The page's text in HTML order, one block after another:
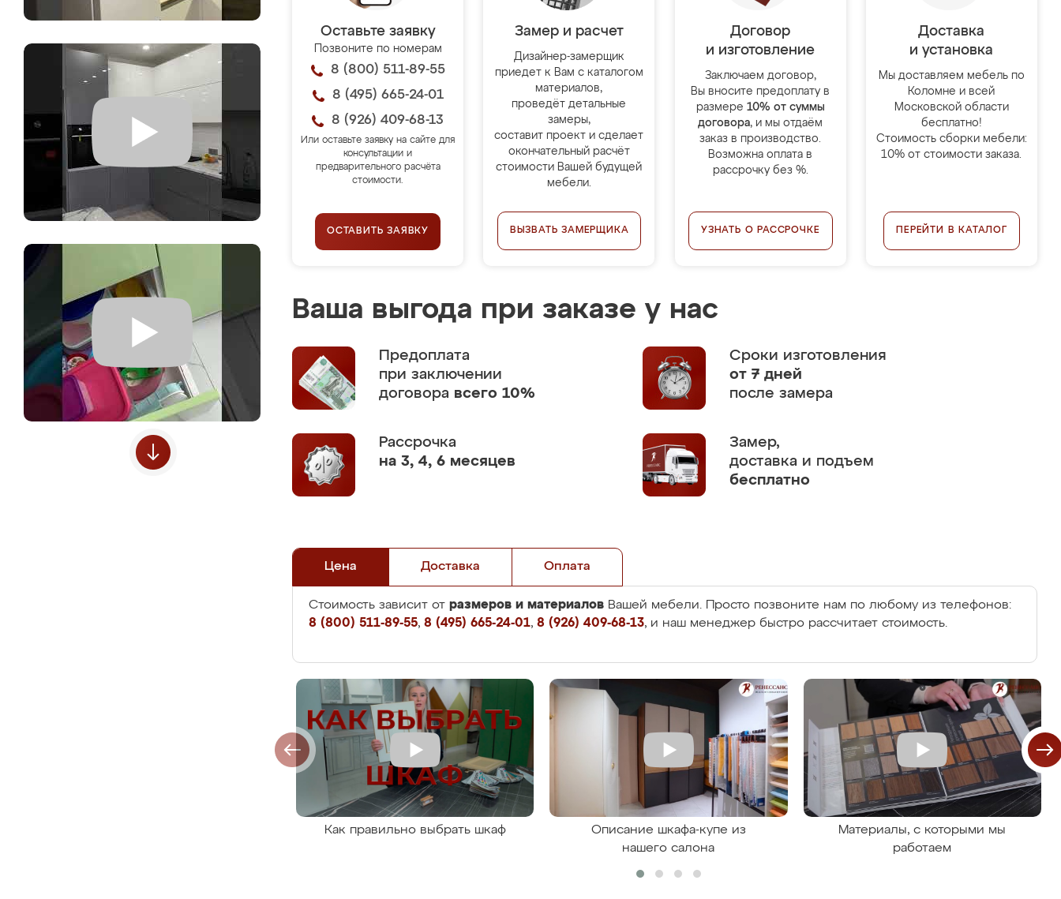
Оставьте заявку
Позвоните по номерам
8 (800) 511-89-55
8 (495) 665-24-01
8 (926) 409-68-13
Или оставьте заявку на сайте для
консультации и
предварительного расчёта
стоимости.
ОСТАВИТЬ ЗАЯВКУ
Замер и расчет
Дизайнер-замерщик
приедет к Вам с каталогом
материалов,
проведёт детальные
замеры,
составит проект и сделает
окончательный расчёт
стоимости Вашей будущей
мебели.
ВЫЗВАТЬ ЗАМЕРЩИКА
Договор
и изготовление
Заключаем договор,
Вы вносите предоплату в
размере 10% от суммы
договора, и мы отдаём
заказ в производство.
Возможна оплата в
рассрочку без %.
УЗНАТЬ О РАССРОЧКЕ
Доставка
и установка
Мы доставляем мебель по
Коломне и всей
Московской области
бесплатно!
Стоимость сборки мебели:
10% от стоимости заказа.
ПЕРЕЙТИ В КАТАЛОГ
Ваша выгода при заказе у нас
Предоплата
при заключении
договора всего 10%
Сроки изготовления
от 7 дней
после замера
Рассрочка
на 3, 4, 6 месяцев
Замер,
доставка и подъем
бесплатно
Цена Доставка Оплата
Стоимость зависит от размеров и материалов Вашей мебели. Просто позвоните нам по любому из телефонов:
8 (800) 511-89-55, 8 (495) 665-24-01, 8 (926) 409-68-13, и наш менеджер быстро рассчитает стоимость.
Как правильно выбрать шкаф
Описание шкафа-купе из
нашего салона
Материалы, с которыми мы
работаем